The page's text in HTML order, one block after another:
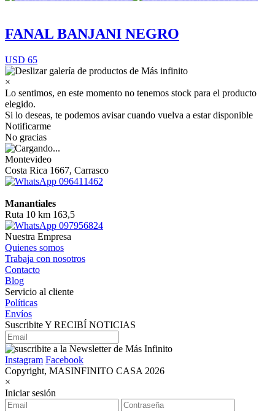
FANAL BANJANI NEGRO
USD 65
×
Lo sentimos, en este momento no tenemos stock para el producto
elegido.
Si lo deseas, te podemos avisar cuando vuelva a estar disponible
Notificarme
No gracias
Montevideo
Costa Rica 1667, Carrasco
096411462
Manantiales
Ruta 10 km 163,5
097956824
Nuestra Empresa
Quienes somos
Trabaja con nosotros
Contacto
Blog
Servicio al cliente
Políticas
Envíos
Suscribite Y RECIBÍ NOTICIAS
Instagram Facebook
Copyright, MASINFINITO CASA 2026
×
Iniciar sesión